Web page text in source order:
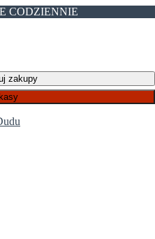
CODZIENNIE
zakupy